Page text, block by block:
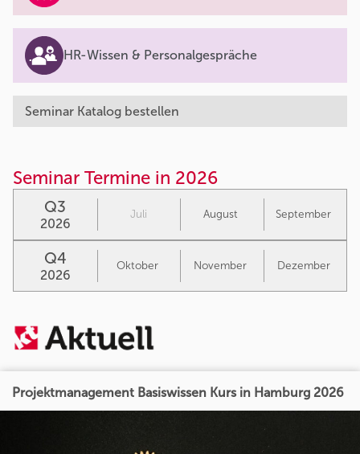
Projektmanagement Basiswissen Kurs in Hamburg 2026
HR-Wissen & Personalgespräche
Seminar Katalog bestellen
Seminar Termine in 2026
Q3
2026
Juli August September
Q4
2026
Oktober November Dezember